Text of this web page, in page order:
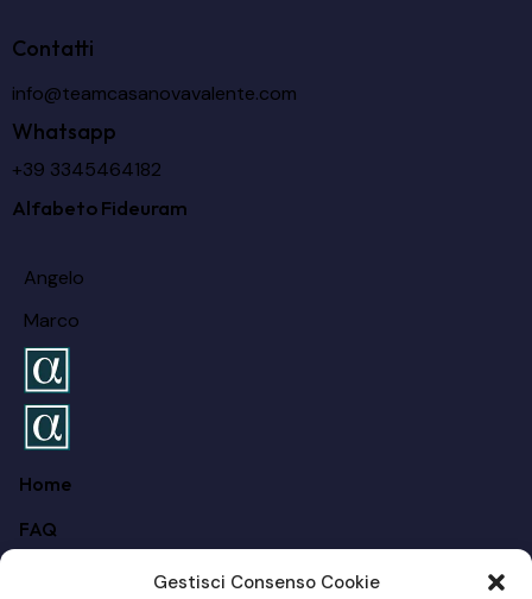
Gestisci Consenso Cookie
Contatti
info@teamcasanovavalente.com
Whatsapp
+39 3345464182
Alfabeto Fideuram
Angelo
Marco
Home
FAQ